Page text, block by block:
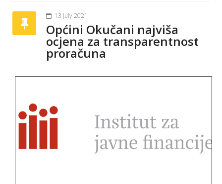
13 July 2021
Općini Okučani najviša
ocjena za transparentnost
proračuna